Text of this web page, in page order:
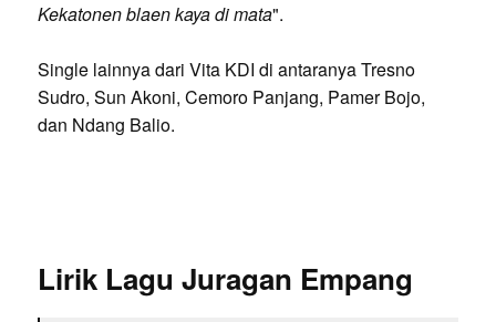
Kekatonen blaen kaya di mata".
Single lainnya dari Vita KDI di antaranya Tresno
Sudro, Sun Akoni, Cemoro Panjang, Pamer Bojo,
dan Ndang Balio.
Lirik Lagu Juragan Empang